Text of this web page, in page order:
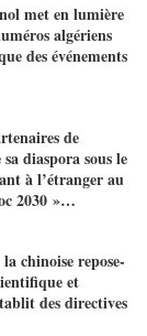
met en lumière
algériens
des événements
de
diaspora sous le
à l’étranger au
2030 »…
chinoise repose-
et
des directives